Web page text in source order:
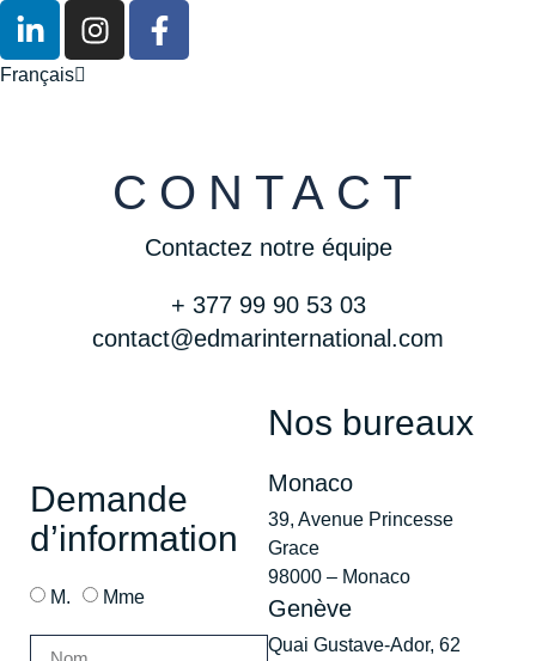
Français
English
Español
CONTACT
Contactez notre équipe
+ 377 99 90 53 03
contact@edmarinternational.com
Demande
d’information
M. Mme
Nos bureaux
Monaco
39, Avenue Princesse
Grace
98000 – Monaco
Genève
Quai Gustave-Ador, 62